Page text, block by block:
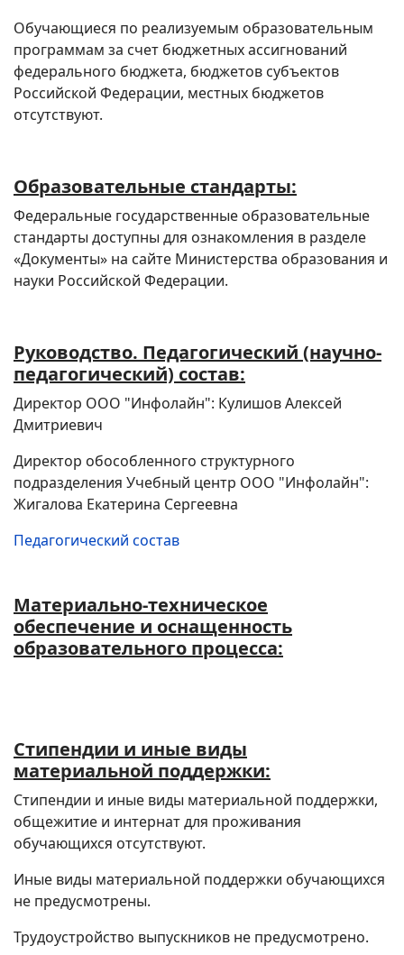
Обучающиеся по реализуемым образовательным
программам за счет бюджетных ассигнований
федерального бюджета, бюджетов субъектов
Российской Федерации, местных бюджетов
отсутствуют.
Образовательные стандарты:
Федеральные государственные образовательные
стандарты доступны для ознакомления в разделе
«Документы» на сайте Министерства образования и
науки Российской Федерации.
Руководство. Педагогический (научно-
педагогический) состав:
Директор ООО "Инфолайн": Кулишов Алексей
Дмитриевич
Директор обособленного структурного
подразделения Учебный центр ООО "Инфолайн":
Жигалова Екатерина Сергеевна
Педагогический состав
Материально-техническое
обеспечение и оснащенность
образовательного процесса:
Стипендии и иные виды
материальной поддержки:
Стипендии и иные виды материальной поддержки,
общежитие и интернат для проживания
обучающихся отсутствуют.
Иные виды материальной поддержки обучающихся
не предусмотрены.
Трудоустройство выпускников не предусмотрено.